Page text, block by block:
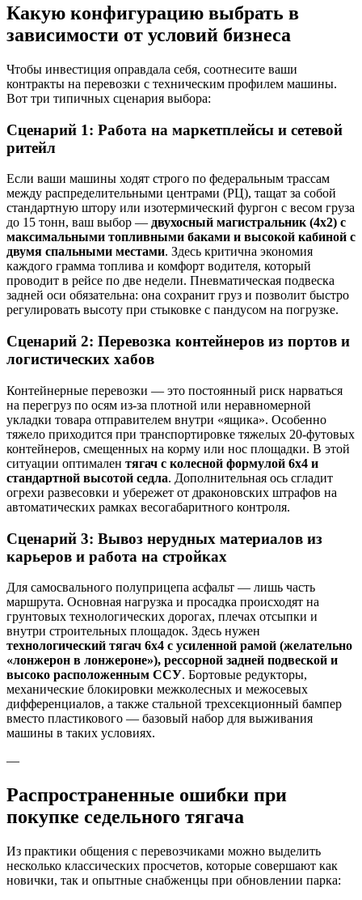
Какую конфигурацию выбрать в
зависимости от условий бизнеса
Чтобы инвестиция оправдала себя, соотнесите ваши
контракты на перевозки с техническим профилем машины.
Вот три типичных сценария выбора:
Сценарий 1: Работа на маркетплейсы и сетевой
ритейл
Если ваши машины ходят строго по федеральным трассам
между распределительными центрами (РЦ), тащат за собой
стандартную штору или изотермический фургон с весом груза
до 15 тонн, ваш выбор — двухосный магистральник (4х2) с
максимальными топливными баками и высокой кабиной с
двумя спальными местами. Здесь критична экономия
каждого грамма топлива и комфорт водителя, который
проводит в рейсе по две недели. Пневматическая подвеска
задней оси обязательна: она сохранит груз и позволит быстро
регулировать высоту при стыковке с пандусом на погрузке.
Сценарий 2: Перевозка контейнеров из портов и
логистических хабов
Контейнерные перевозки — это постоянный риск нарваться
на перегруз по осям из-за плотной или неравномерной
укладки товара отправителем внутри «ящика». Особенно
тяжело приходится при транспортировке тяжелых 20-футовых
контейнеров, смещенных на корму или нос площадки. В этой
ситуации оптимален тягач с колесной формулой 6х4 и
стандартной высотой седла. Дополнительная ось сгладит
огрехи развесовки и убережет от драконовских штрафов на
автоматических рамках весогабаритного контроля.
Сценарий 3: Вывоз нерудных материалов из
карьеров и работа на стройках
Для самосвального полуприцепа асфальт — лишь часть
маршрута. Основная нагрузка и просадка происходят на
грунтовых технологических дорогах, плечах отсыпки и
внутри строительных площадок. Здесь нужен
технологический тягач 6х4 с усиленной рамой (желательно
«лонжерон в лонжероне»), рессорной задней подвеской и
высоко расположенным ССУ. Бортовые редукторы,
механические блокировки межколесных и межосевых
дифференциалов, а также стальной трехсекционный бампер
вместо пластикового — базовый набор для выживания
машины в таких условиях.
—
Распространенные ошибки при
покупке седельного тягача
Из практики общения с перевозчиками можно выделить
несколько классических просчетов, которые совершают как
новички, так и опытные снабженцы при обновлении парка: